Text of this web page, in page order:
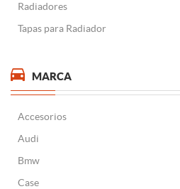
Radiadores
Tapas para Radiador
MARCA
Accesorios
Audi
Bmw
Case